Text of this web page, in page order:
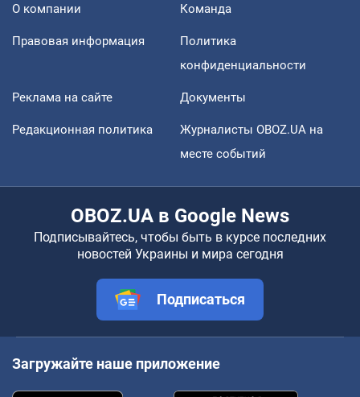
О компании Команда
Правовая информация
Политика
конфиденциальности
Реклама на сайте Документы
Редакционная политика
Журналисты OBOZ.UA на
месте событий
OBOZ.UA в Google News
Подписывайтесь, чтобы быть в курсе последних
новостей Украины и мира сегодня
Подписаться
Загружайте наше приложение